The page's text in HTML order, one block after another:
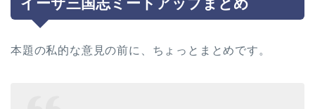
本題の私的な意見の前に、ちょっとまとめです。